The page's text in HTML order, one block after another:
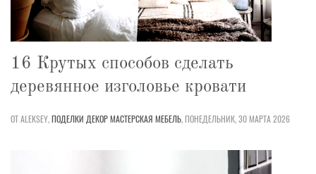
16 Крутых способов сделать
деревянное изголовье кровати
ОТ ALEKSEY,ПОДЕЛКИ ДЕКОРМАСТЕРСКАЯ МЕБЕЛЬ,ПОНЕДЕЛЬНИК, 30 МАРТА 2026